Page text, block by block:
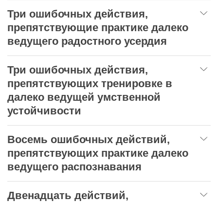
Три ошибочных действия,
препятствующие практике далеко
ведущего радостного усердия
Три ошибочных действия,
препятствующих тренировке в
далеко ведущей умственной
устойчивости
Восемь ошибочных действий,
препятствующих практике далеко
ведущего распознавания
Двенадцать действий,